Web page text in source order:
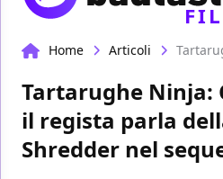
Home Articoli
Tartarughe Ninja:
il regista parla
Shredder nel